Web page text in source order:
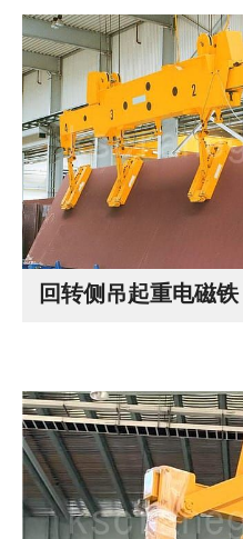
回转侧吊起重电磁铁